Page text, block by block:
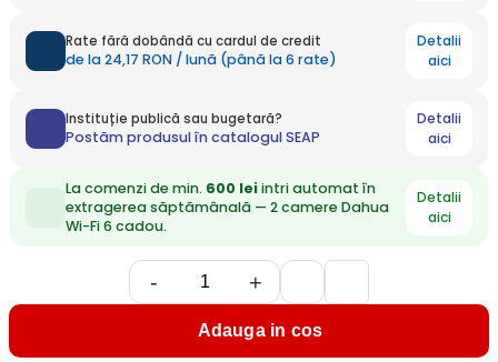
Rate fără dobândă cu cardul de credit
de la 24,17 RON / lună (până la 6 rate)
Detalii
aici
Instituție publică sau bugetară?
Postăm produsul în catalogul SEAP
Detalii
aici
La comenzi de min. 600 leiintri automat în
extragerea săptămânală — 2 camere Dahua
Wi-Fi 6 cadou.
Detalii
aici
- +
Adauga in cos